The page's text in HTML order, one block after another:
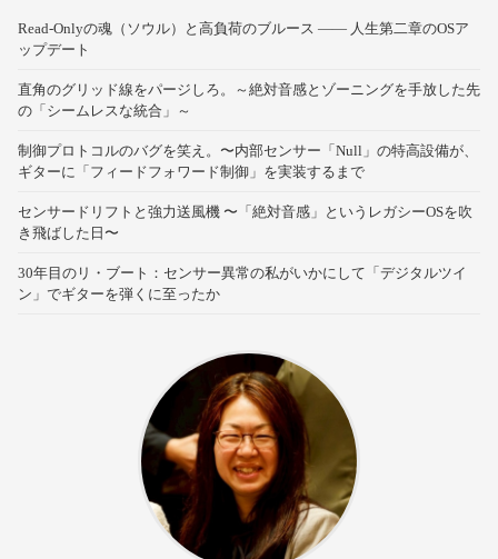
Read-Onlyの魂（ソウル）と高負荷のブルース —— 人生第二章のOSア
ップデート
直角のグリッド線をパージしろ。～絶対音感とゾーニングを手放した先
の「シームレスな統合」～
制御プロトコルのバグを笑え。〜内部センサー「Null」の特高設備が、
ギターに「フィードフォワード制御」を実装するまで
センサードリフトと強力送風機 〜「絶対音感」というレガシーOSを吹
き飛ばした日〜
30年目のリ・ブート：センサー異常の私がいかにして「デジタルツイ
ン」でギターを弾くに至ったか